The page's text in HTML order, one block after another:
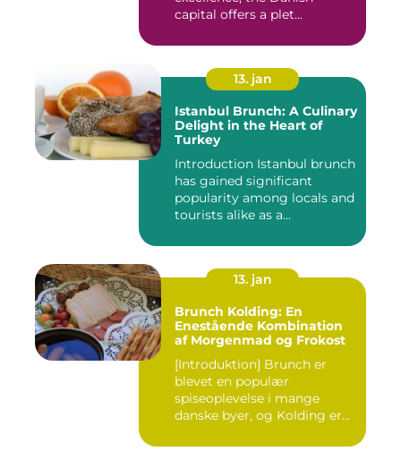
capital offers a plet...
13. jan
Istanbul Brunch: A Culinary
Delight in the Heart of
Turkey
Introduction Istanbul brunch
has gained significant
popularity among locals and
tourists alike as a...
13. jan
Brunch Kolding: En
Enestående Kombination
af Morgenmad og Frokost
[Introduktion] Brunch er
blevet en populær
spiseoplevelse i mange
danske byer, og Kolding er